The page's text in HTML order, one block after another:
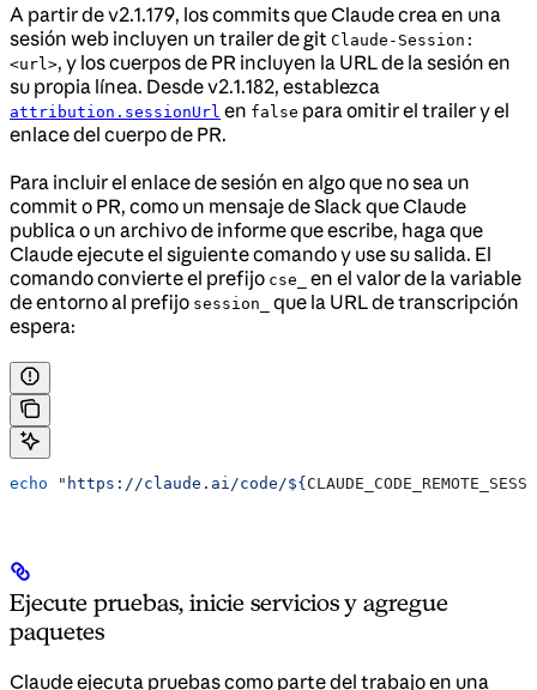
A partir de v2.1.179, los commits que Claude crea en una
sesión web incluyen un trailer de git Claude-Session:
<url>, y los cuerpos de PR incluyen la URL de la sesión en
su propia línea. Desde v2.1.182, establezca
attribution.sessionUrl en false para omitir el trailer y el
enlace del cuerpo de PR.
Para incluir el enlace de sesión en algo que no sea un
commit o PR, como un mensaje de Slack que Claude
publica o un archivo de informe que escribe, haga que
Claude ejecute el siguiente comando y use su salida. El
comando convierte el prefijo cse_
en el valor de la variable
de entorno al prefijo session_
que la URL de transcripción
espera:
echo "https://claude.ai/code/${
Ejecute pruebas, inicie servicios y agregue
paquetes
Claude ejecuta pruebas como parte del trabajo en una